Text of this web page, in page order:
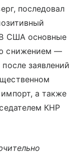
последовал
В США основные
снижением —
заявлений
а также
КНР